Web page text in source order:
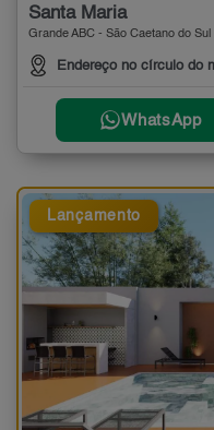
Santa Maria
Grande ABC - São Caetano do Sul
Endereço no círculo do
WhatsApp
Lançamento